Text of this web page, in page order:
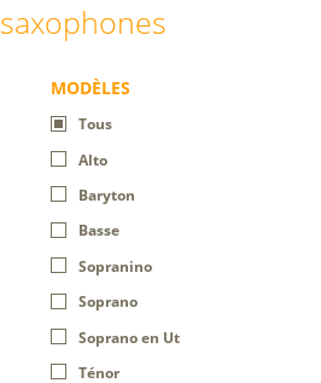
saxophones
MODÈLES
Tous
Alto
Baryton
Basse
Sopranino
Soprano
Soprano en Ut
Ténor